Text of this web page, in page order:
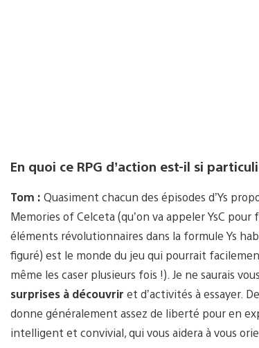
En quoi ce RPG d’action est-il si
Tom : Quasiment chacun des épisodes d’Ys
Memories of Celceta (qu’on va appeler YsC
éléments révolutionnaires dans la formule Ys
figuré) est le monde du jeu qui pourrait
même les caser plusieurs fois !). Je ne saurais
surprises à découvrir et d’activités à essayer.
donne généralement assez de liberté pour en
intelligent et convivial, qui vous aidera à vous